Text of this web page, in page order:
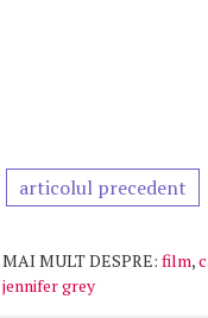
articolul precedent
MAI MULT DESPRE: film,
jennifer grey